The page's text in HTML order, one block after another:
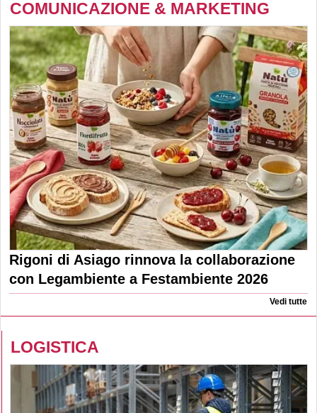
COMUNICAZIONE & MARKETING
Rigoni di Asiago rinnova la collaborazione
con Legambiente a Festambiente 2026
Vedi tutte
LOGISTICA